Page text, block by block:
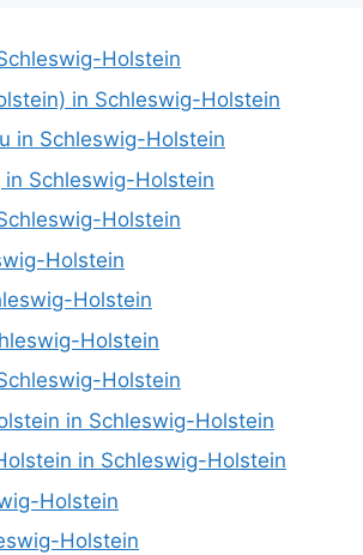
Holstein
in Schleswig-Holstein
in Schleswig-Holstein
in Schleswig-Holstein
Holstein
Holstein
Holstein
Holstein
Holstein
in Schleswig-Holstein
in Schleswig-Holstein
Holstein
Holstein